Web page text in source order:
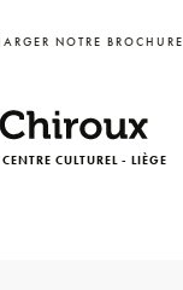
NOTRE BROCHURE
CENTRE CULTUREL - LIÈGE